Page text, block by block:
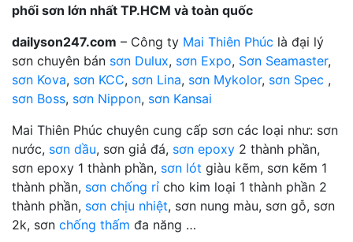
phối sơn lớn nhất TP.HCM và toàn quốc
dailyson247.com – Công ty Mai Thiên Phúc là đại lý
sơn chuyên bán sơn Dulux, sơn Expo, Sơn Seamaster,
sơn Kova, sơn KCC, sơn Lina, sơn Mykolor, sơn Spec ,
sơn Boss, sơn Nippon, sơn Kansai
Mai Thiên Phúc chuyên cung cấp sơn các loại như: sơn
nước, sơn dầu, sơn giả đá, sơn epoxy 2 thành phần,
sơn epoxy 1 thành phần, sơn lót giàu kẽm, sơn kẽm 1
thành phần, sơn chống rỉ cho kim loại 1 thành phần 2
thành phần, sơn chịu nhiệt, sơn nung màu, sơn gỗ, sơn
2k, sơn chống thấm đa năng …